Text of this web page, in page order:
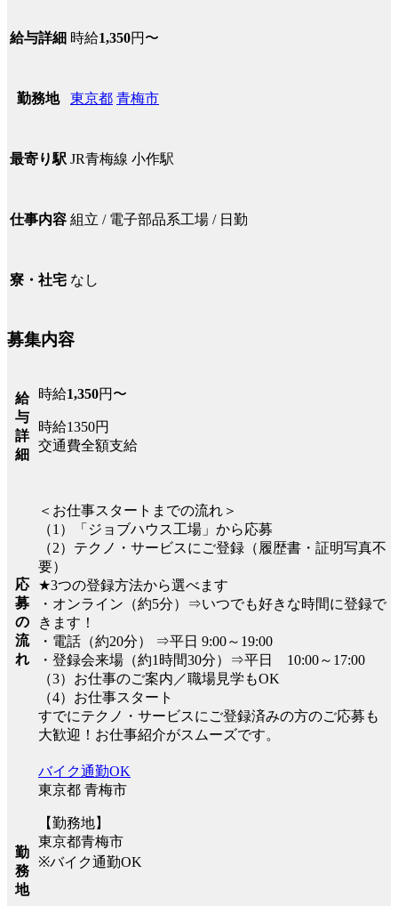
給与詳細 時給1,350円〜
勤務地 東京都 青梅市
最寄り駅 JR青梅線 小作駅
仕事内容 組立 / 電子部品系工場 / 日勤
寮・社宅 なし
募集内容
給
与
詳
細
時給1,350円〜
時給1350円
交通費全額支給
応
募
の
流
れ
＜お仕事スタートまでの流れ＞
（1）「ジョブハウス工場」から応募
（2）テクノ・サービスにご登録（履歴書・証明写真不
要）
★3つの登録方法から選べます
・オンライン（約5分）⇒いつでも好きな時間に登録で
きます！
・電話（約20分） ⇒平日 9:00～19:00
・登録会来場（約1時間30分）⇒平日 10:00～17:00
（3）お仕事のご案内／職場見学もOK
（4）お仕事スタート
すでにテクノ・サービスにご登録済みの方のご応募も
大歓迎！お仕事紹介がスムーズです。
勤
務
地
バイク通勤OK
東京都 青梅市
【勤務地】
東京都青梅市
※バイク通勤OK